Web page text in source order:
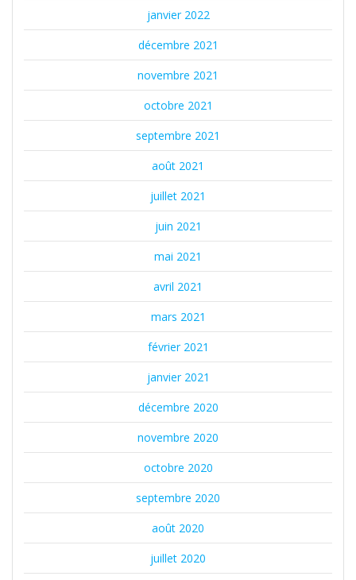
janvier 2022
décembre 2021
novembre 2021
octobre 2021
septembre 2021
août 2021
juillet 2021
juin 2021
mai 2021
avril 2021
mars 2021
février 2021
janvier 2021
décembre 2020
novembre 2020
octobre 2020
septembre 2020
août 2020
juillet 2020